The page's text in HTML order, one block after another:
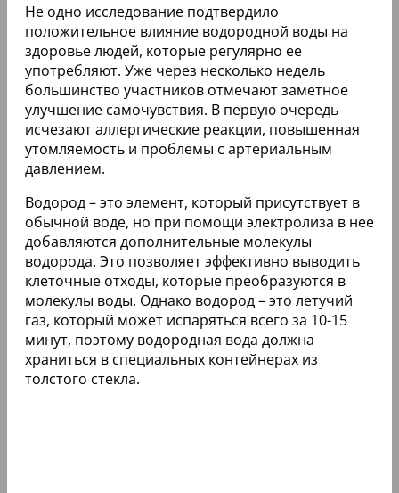
Не одно исследование подтвердило
положительное влияние водородной воды на
здоровье людей, которые регулярно ее
употребляют. Уже через несколько недель
большинство участников отмечают заметное
улучшение самочувствия. В первую очередь
исчезают аллергические реакции, повышенная
утомляемость и проблемы с артериальным
давлением.
Водород – это элемент, который присутствует в
обычной воде, но при помощи электролиза в нее
добавляются дополнительные молекулы
водорода. Это позволяет эффективно выводить
клеточные отходы, которые преобразуются в
молекулы воды. Однако водород – это летучий
газ, который может испаряться всего за 10-15
минут, поэтому водородная вода должна
храниться в специальных контейнерах из
толстого стекла.